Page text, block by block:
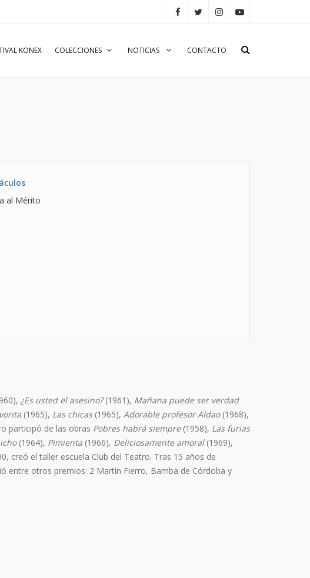
KONEX COLECCIONES NOTICIAS CONTACTO
al Mérito
¿Es usted el asesino?(1961), Mañana puede ser verdad
(1965), Las chicas(1965), Adorable profesor Aldao(1968),
participó de las obras Pobres habrá siempre(1958), Las furias
(1964), Pimienta (1966), Deliciosamente amoral(1969),
creó el taller escuela Club del Teatro. Tras 15 años de
entre otros premios: 2 Martín Fierro, Bamba de Córdoba y